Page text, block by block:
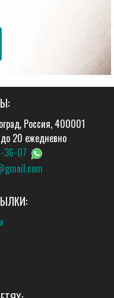
Россия, 400001
20 ежедневно
36-07